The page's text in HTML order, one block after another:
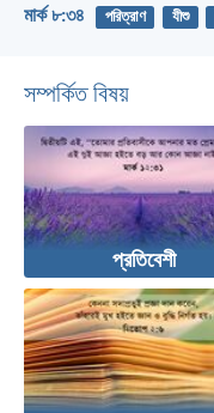
মার্ক ৮:৩৪ পরিত্রাণ যীশু
সম্পর্কিত বিষয়
প্রতিবেশী